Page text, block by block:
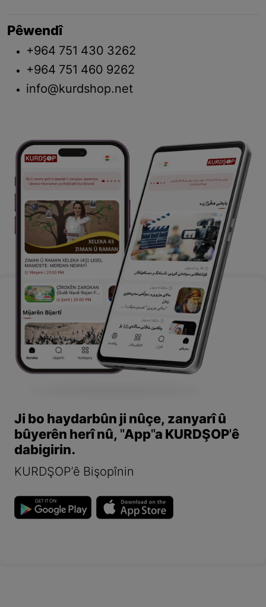
Pêwendî
+964 751 430 3262
+964 751 460 9262
info@kurdshop.net
Ji bo haydarbûn ji nûçe, zanyarî û
bûyerên herî nû, "App"a KURDŞOP'ê
dabigirin.
KURDŞOP'ê Bişopînin